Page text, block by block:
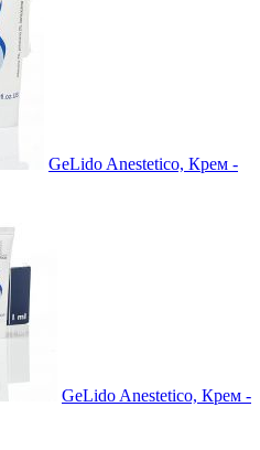
GeLido Anestetico, Крем -
GeLido Anestetico, Крем -